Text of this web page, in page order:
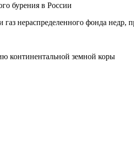
бурения в России
нераспределенного фонда недр,
континентальной земной коры